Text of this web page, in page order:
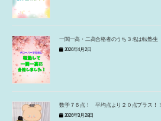
一関一高・二高合格者のうち３名は転塾生
2026年4月2日
数学７６点！ 平均点より２０点プラス！！
2026年3月28日